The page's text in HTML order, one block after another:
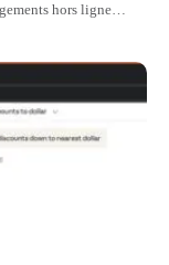
hors ligne
Netflix, Spotify,